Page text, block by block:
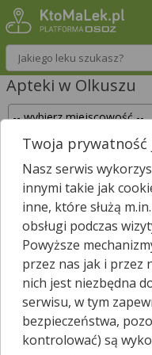
Wpisz nazwę leku
Apteki w Olkuszu
Sprawdź, które
lek i zarezerwuj go
Wpisz nazwę leku
W Olkuszu jest 20aptek. 6
otwarte.*
Wybierz typ aptek
Twoja prywatność
Nasz serwis
innymi takie jak
inne, które służą
obsługi podczas
Powyższe
przez nas jak i przez
nich jest niezbędna
serwisu, w tym
bezpieczeństwa,
kontrolować) są